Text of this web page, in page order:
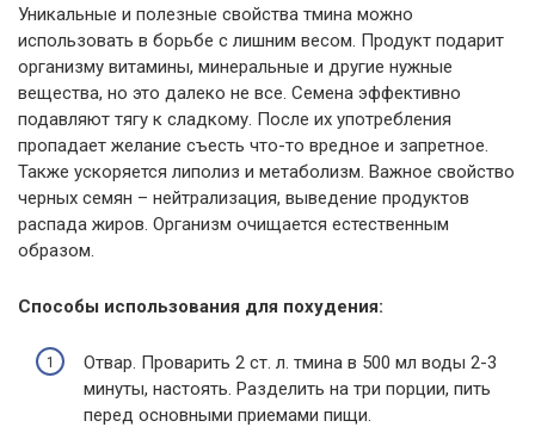
Уникальные и полезные свойства тмина можно
использовать в борьбе с лишним весом. Продукт подарит
организму витамины, минеральные и другие нужные
вещества, но это далеко не все. Семена эффективно
подавляют тягу к сладкому. После их употребления
пропадает желание съесть что-то вредное и запретное.
Также ускоряется липолиз и метаболизм. Важное свойство
черных семян – нейтрализация, выведение продуктов
распада жиров. Организм очищается естественным
образом.
Способы использования для похудения:
Отвар. Проварить 2 ст. л. тмина в 500 мл воды 2-3
минуты, настоять. Разделить на три порции, пить
перед основными приемами пищи.